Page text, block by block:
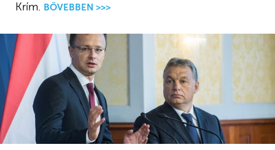
Krím. BŐVEBBEN >>>